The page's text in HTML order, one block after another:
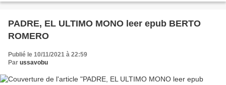
PADRE, EL ULTIMO MONO leer epub BERTO
ROMERO
Publié le 10/11/2021 à 22:59
Par ussavobu